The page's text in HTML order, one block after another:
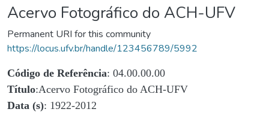
Acervo Fotográfico do ACH-UFV
Permanent URI for this community
https://locus.ufv.br/handle/123456789/5992
Código de Referência: 04.00.00.00
Título:Acervo Fotográfico do ACH-UFV
Data (s): 1922-2012